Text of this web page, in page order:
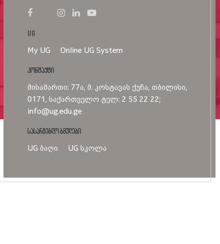
UG
My UG Online UG System
კონტაქტი
მისამართი: 77ა, მ. კოსტავას ქუჩა, თბილისი,
0171, საქართველო ტელ: 2 55 22 22;
info@ug.edu.ge
სასარგებლო ბმულები
UG ბაღი UG სკოლა